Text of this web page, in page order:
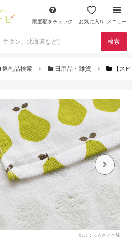
限度額をチェック お気に入り メニュー
検索
返礼品検索 日用品・雑貨 【ス
出典：ふるさと本舗